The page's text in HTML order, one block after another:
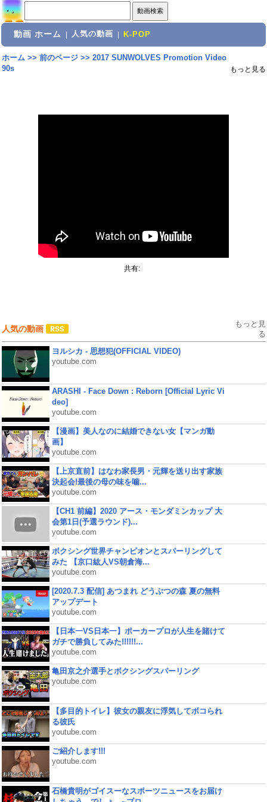
動画 ホーム 人気の動画 K-POP
ホーム>> 前のページ>> 2017 SUNWOLVES Promotion Video
90s
もっと見る
共有:
人気の動画
もっと見
る
ヨルシカ - 思想犯(OFFICIAL VIDEO)
youtube.com
ARASHI - Face Down : Reborn [Official Lyric Vi
deo]
youtube.com
【漫画】美人なのに結婚できない女【マンガ動
画】
youtube.com
【上京直前】はなわ家長男・元輝を送り出す家族
決起会!最後の母の味を噛...
youtube.com
【CH1 前編】2020 アース・モンダミンカップ 大
会第1日(予選ラウンド)...
youtube.com
ボクシング世界チャンピオンとスパーリングして
みた 【京口紘人VS朝倉海...
youtube.com
[2020.7.3 配信] あつまれ どうぶつの森 夏の無料
アップデート
youtube.com
【日本一VS日本一】ポーカープロが人生を賭けて
ガチで勝負してみた!!!!!!...
youtube.com
亀田京之介選手とボクシングスパーリング
youtube.com
【多目的トイレ】彼女の親友に浮気してボコられ
る彼氏
youtube.com
ご紹介します!!!
youtube.com
石橋貴明がゴイスーなスポーツニュースをお届け